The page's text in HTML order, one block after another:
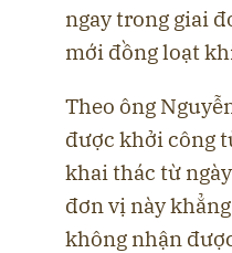
ngay trong giai
mới đồng loạt
Theo ông
được khởi công
khai thác từ
đơn vị này
không nhận